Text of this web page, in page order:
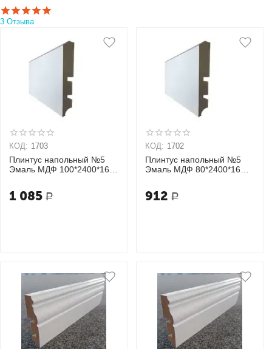
Напольные покрытия
3 Отзыва
КОД: 1703
Плинтус напольный №5
Эмаль МДФ 100*2400*16
1 085 Р
КОД: 1702
Плинтус напольный №5
Эмаль МДФ 80*2400*16
912 Р